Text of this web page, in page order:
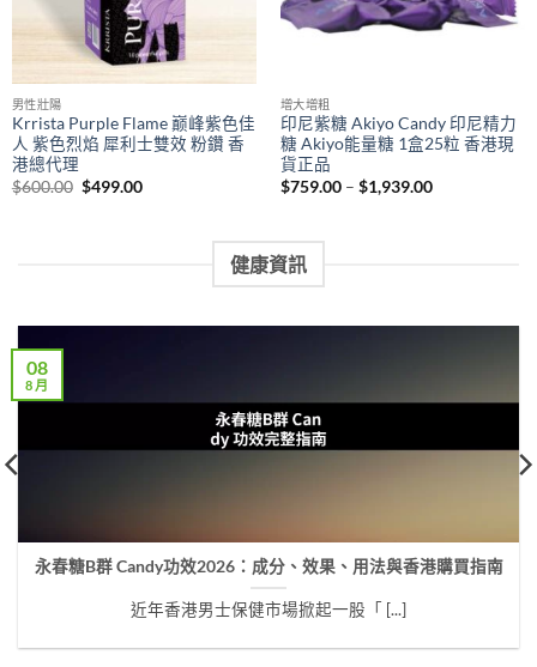
男性壯陽
Krrista Purple Flame 巅峰紫色佳
人 紫色烈焰 犀利士雙效 粉鑽 香
港總代理
$600.00 Original
$499.00Current
增大增粗
印尼紫糖 Akiyo Candy 印尼精力
糖 Akiyo能量糖 1盒25粒 香港現
貨正品
$759.00 – $1,939.00Price
健康資訊
永春糖B群 Candy功效2026：成分、效果、用法與香港購買指南
近年香港男士保健市場掀起一股「 [...]
08
8 月